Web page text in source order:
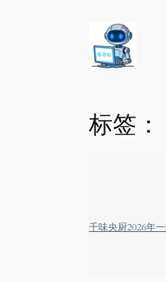
标签：
千味央厨2026年